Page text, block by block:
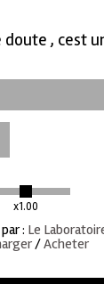
, cest
x1.00
: Le
/Acheter